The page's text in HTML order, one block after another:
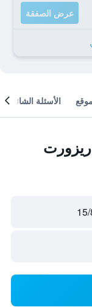
عرض الصفقة
الأسئلة الشائعة